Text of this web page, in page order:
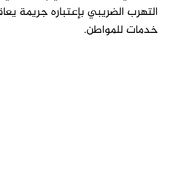
التهرب الضريبي بإعتباره جريمة
خدمات للمواطن.